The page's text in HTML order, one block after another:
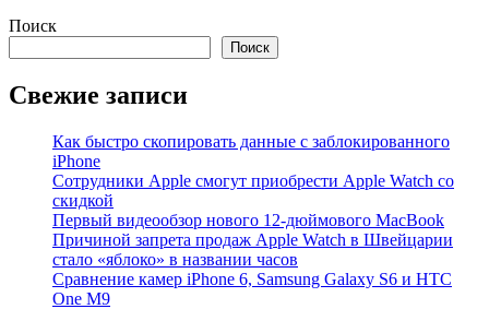
Поиск
Поиск
Свежие записи
Как быстро скопировать данные с заблокированного
iPhone
Сотрудники Apple смогут приобрести Apple Watch со
скидкой
Первый видеообзор нового 12-дюймового MacBook
Причиной запрета продаж Apple Watch в Швейцарии
стало «яблоко» в названии часов
Cравнение камер iPhone 6, Samsung Galaxy S6 и HTC
One M9